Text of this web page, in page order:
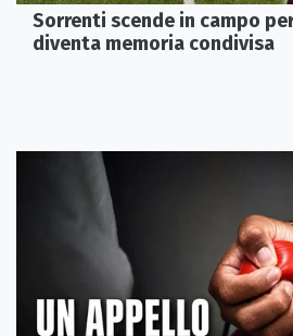
Sorrenti scende in campo
diventa memoria condivisa